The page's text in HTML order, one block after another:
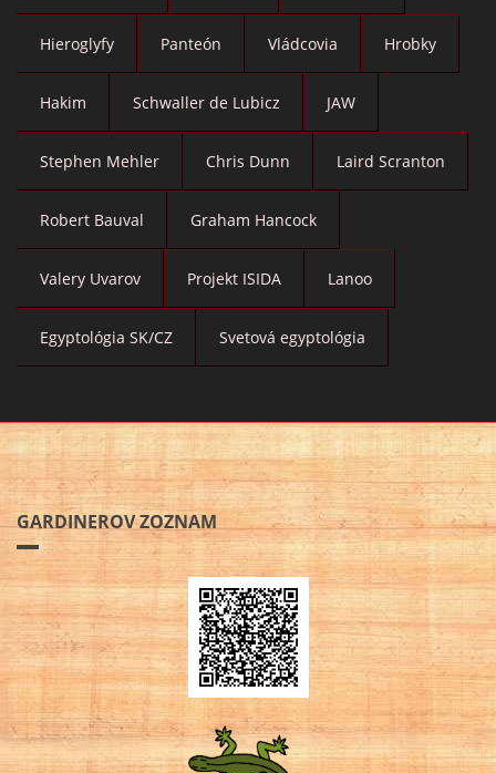
Hieroglyfy Panteón Vládcovia Hrobky
Hakim Schwaller de Lubicz JAW
Stephen Mehler Chris Dunn Laird Scranton
Robert Bauval Graham Hancock
Valery Uvarov Projekt ISIDA Lanoo
Egyptológia SK/CZ Svetová egyptológia
GARDINEROV ZOZNAM